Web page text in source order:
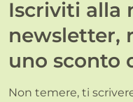
Iscriviti alla
newsletter,
uno sconto
Non temere, ti